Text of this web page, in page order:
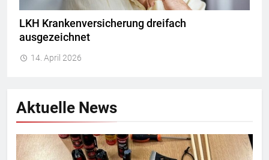
LKH Krankenversicherung dreifach
ausgezeichnet
14. April 2026
Aktuelle News